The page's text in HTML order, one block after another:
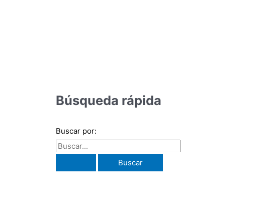
Búsqueda rápida
Buscar por: